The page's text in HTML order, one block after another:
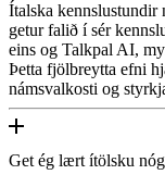
Ítalska kennslustundir
getur falið í sér
eins og Talkpal AI,
Þetta fjölbreytta efni
námsvalkosti og
Get ég lært ítölsku